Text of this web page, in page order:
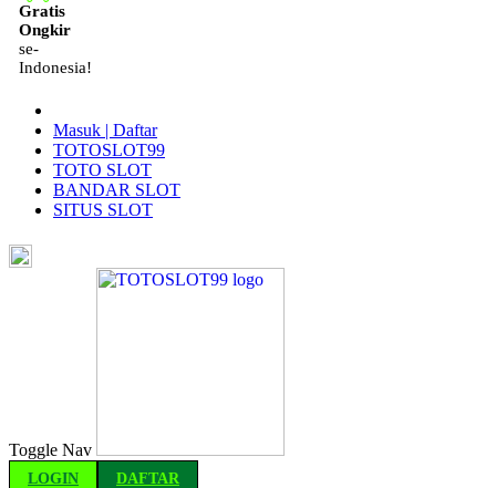
Gratis
Ongkir
se-
Indonesia!
Masuk | Daftar
TOTOSLOT99
TOTO SLOT
BANDAR SLOT
SITUS SLOT
Toggle Nav
LOGIN DAFTAR